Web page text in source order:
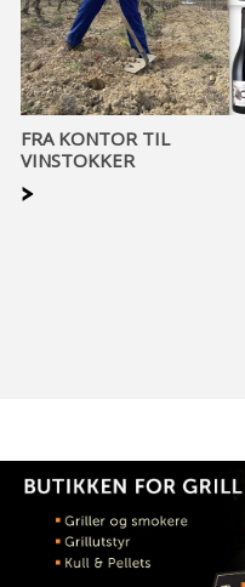
FRA KONTOR TIL
VINSTOKKER
>